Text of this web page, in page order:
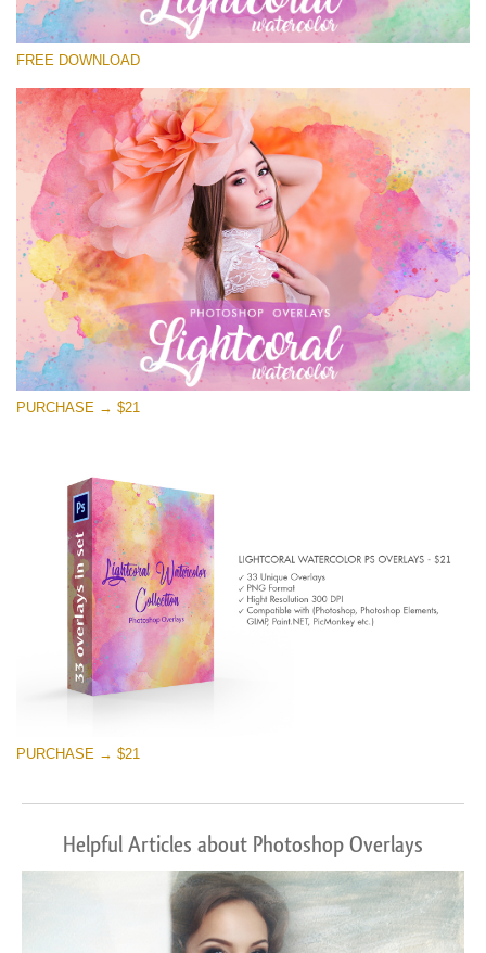
कृपया चुने
Small 800*500px
Lightcoral Watercolar
(33 Overlays)
Large 6000*4000px
4 Seasons (411 Overlays)
Large 6000*4000px
Entire Collection
(1783 Overlays)
Large 6000*4000px
FREE DOWNLOAD
PURCHASE → $21
PURCHASE → $21
Helpful Articles about Photoshop Overlays